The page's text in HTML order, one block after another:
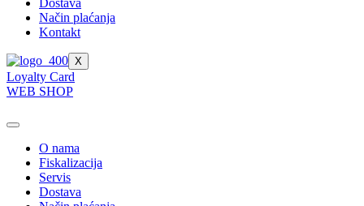
Dostava
Način plaćanja
Kontakt
X
Loyalty Card
WEB SHOP
O nama
Fiskalizacija
Servis
Dostava